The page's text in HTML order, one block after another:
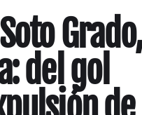
del gol